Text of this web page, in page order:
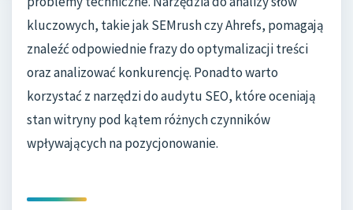
kluczowych, takie jak SEMrush czy Ahrefs, pomagają
znaleźć odpowiednie frazy do optymalizacji treści
oraz analizować konkurencję. Ponadto warto
korzystać z narzędzi do audytu SEO, które oceniają
stan witryny pod kątem różnych czynników
wpływających na pozycjonowanie.